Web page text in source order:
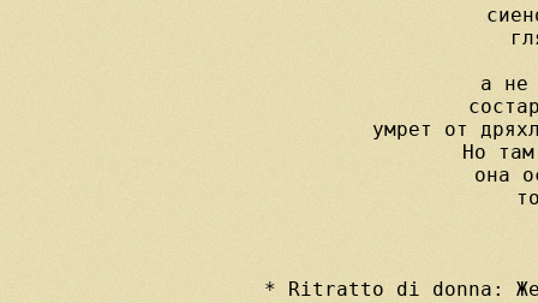
а не
умрет от
Но
она
* Ritratto di donna: